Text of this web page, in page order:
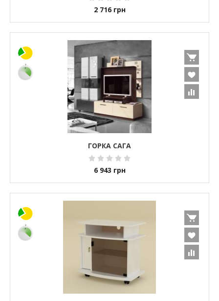
2 716 грн
ГОРКА САГА
6 943 грн